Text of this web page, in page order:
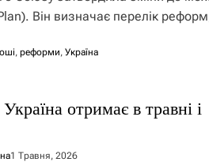
Він визначає перелік
, реформи, Україна
отримає в травні і
1 Травня, 2026